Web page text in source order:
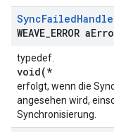
SyncFailed
WEAVE ERROR a
typedef.
void(*
erfolgt, wenn die
angesehen wird,
Synchronisierung.